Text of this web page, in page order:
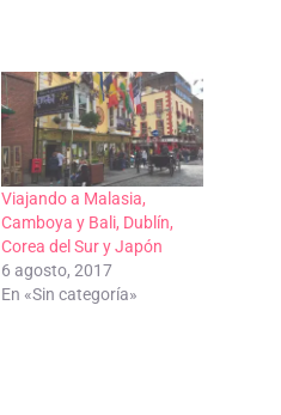
Viajando a Malasia,
Camboya y Bali, Dublín,
Corea del Sur y Japón
6 agosto, 2017
En «Sin categoría»